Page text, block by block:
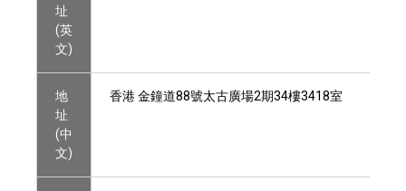
址
(英
文)
地
址
(中
文)
香港 金鐘道88號太古廣場2期34樓3418室